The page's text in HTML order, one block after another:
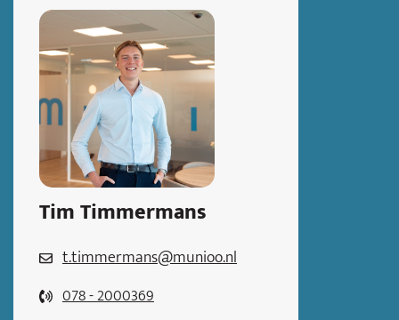
Tim Timmermans
t.timmermans@munioo.nl
078 - 2000369